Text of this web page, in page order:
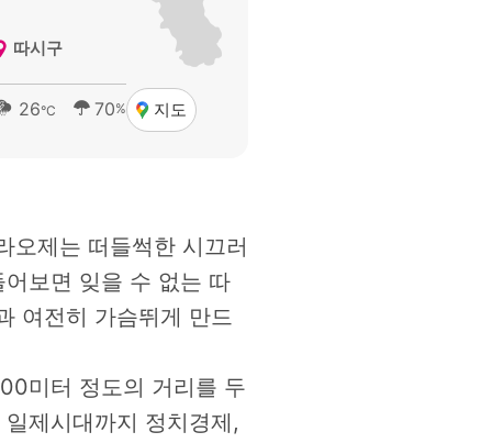
따시구
26°C 70% 지도
오제는 떠들썩한 시끄러
보면 잊을 수 없는 따
여전히 가슴뛰게 만드
미터 정도의 거리를 두
제시대까지 정치경제,